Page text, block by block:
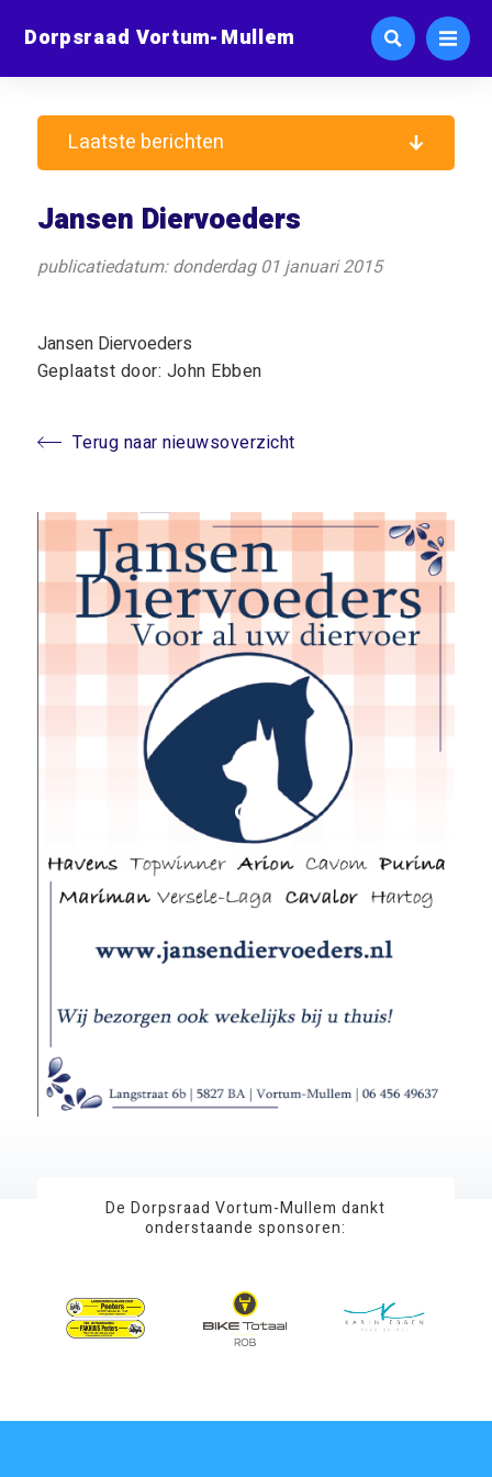
Dorpsraad Vortum-Mullem
Jansen Diervoeders
publicatiedatum: donderdag 01 januari 2015
Jansen Diervoeders
Geplaatst door: John Ebben
Terug naar nieuwsoverzicht
Laatste berichten
De Dorpsraad Vortum-Mullem dankt
onderstaande sponsoren: